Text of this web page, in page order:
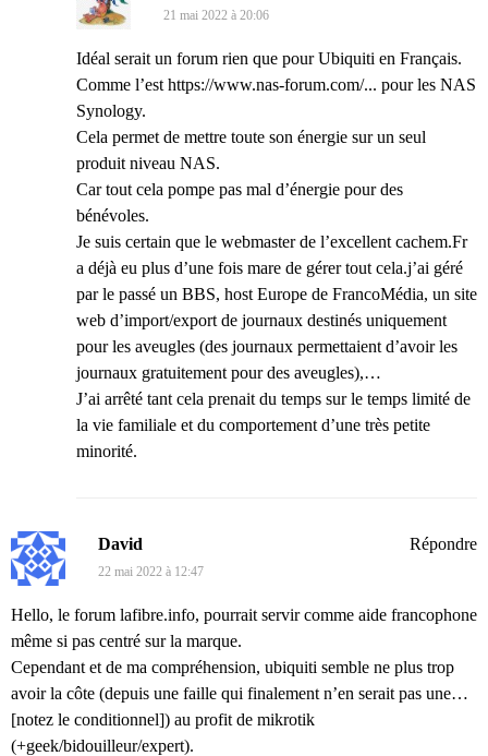
21 mai 2022 à 20:06
Idéal serait un forum rien que pour Ubiquiti en Français.
Comme l’est https://www.nas-forum.com/... pour les NAS
Synology.
Cela permet de mettre toute son énergie sur un seul
produit niveau NAS.
Car tout cela pompe pas mal d’énergie pour des
bénévoles.
Je suis certain que le webmaster de l’excellent cachem.Fr
a déjà eu plus d’une fois mare de gérer tout cela.j’ai géré
par le passé un BBS, host Europe de FrancoMédia, un site
web d’import/export de journaux destinés uniquement
pour les aveugles (des journaux permettaient d’avoir les
journaux gratuitement pour des aveugles),…
J’ai arrêté tant cela prenait du temps sur le temps limité de
la vie familiale et du comportement d’une très petite
minorité.
David
22 mai 2022 à 12:47
Hello, le forum lafibre.info, pourrait servir comme aide francophone
même si pas centré sur la marque.
Cependant et de ma compréhension, ubiquiti semble ne plus trop
avoir la côte (depuis une faille qui finalement n’en serait pas une…
[notez le conditionnel]) au profit de mikrotik
(+geek/bidouilleur/expert).
Répondre